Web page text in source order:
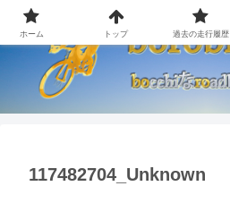
117482704_Unknown
ホーム トップ 過去の走行履歴